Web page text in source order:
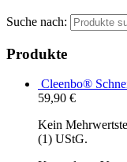
Suche nach:
Produkte
Cleenbo®
59,90 €
Kein
(1) UStG.